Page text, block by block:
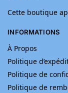
Cette boutique
INFORMATIONS
À Propos
Politique
Politique de
Politique de